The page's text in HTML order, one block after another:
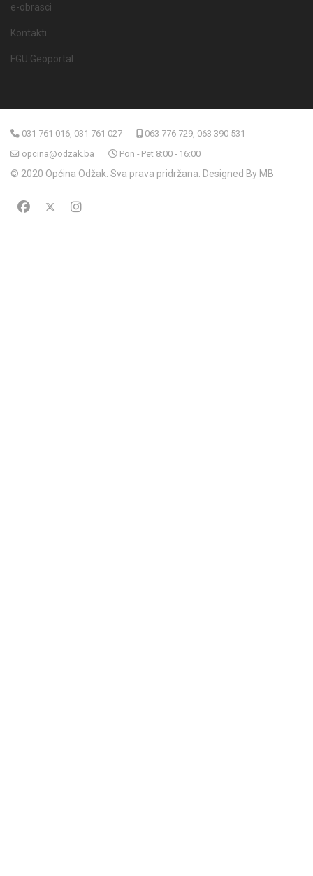
e-obrasci
Kontakti
FGU Geoportal
031 761 016, 031 761 027
063 776 729, 063 390 531
opcina@odzak.ba
Pon - Pet 8:00 - 16:00
© 2020 Općina Odžak. Sva prava pridržana. Designed By MB